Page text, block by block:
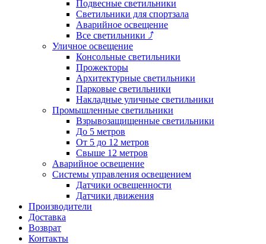
Подвесные светильники
Светильники для спортзала
Аварийное освещение
Все светильники ⤴
Уличное освещение
Консольные светильники
Прожекторы
Архитектурные светильники
Парковые светильники
Накладные уличные светильники
Промышленные светильники
Взрывозащищенные светильники
До 5 метров
От 5 до 12 метров
Свыше 12 метров
Аварийное освещение
Системы управления освещением
Датчики освещенности
Датчики движения
Производители
Доставка
Возврат
Контакты